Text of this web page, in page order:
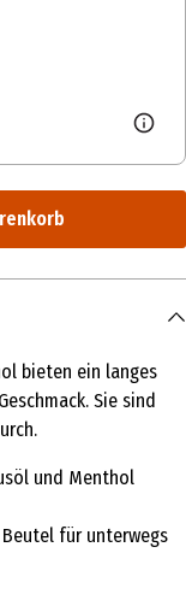
bieten ein langes
Sie sind
und Menthol
für unterwegs